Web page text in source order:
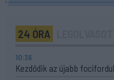
24 ÓRA
10:36
Kezdődik az újabb